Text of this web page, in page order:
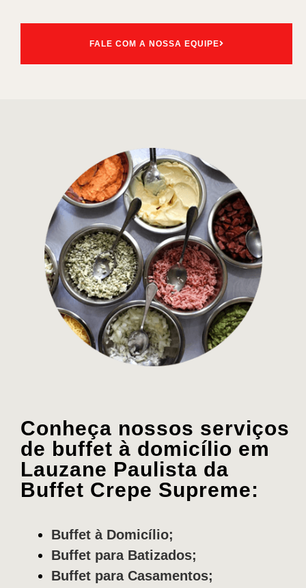
FALE COM A NOSSA EQUIPE
Conheça nossos serviços
de buffet à domicílio em
Lauzane Paulista da
Buffet Crepe Supreme:
Buffet à Domicílio;
Buffet para Batizados;
Buffet para Casamentos;